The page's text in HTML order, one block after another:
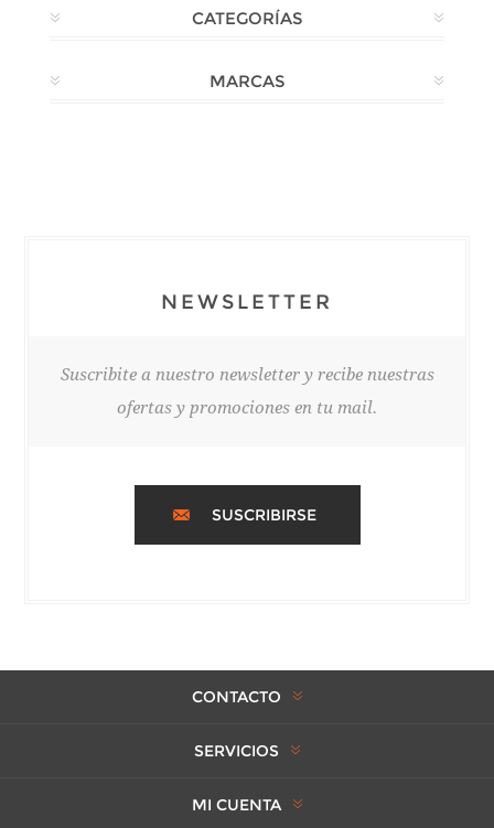
CATEGORÍAS
MARCAS
NEWSLETTER
Suscribite a nuestro newsletter y recibe nuestras
ofertas y promociones en tu mail.
SUSCRIBIRSE
CONTACTO
SERVICIOS
MI CUENTA